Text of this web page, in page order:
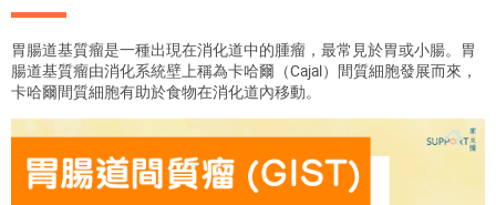
小貼士‧「家」資源
胃腸道基質瘤是一種出現在消化道中的腫瘤，最常見於胃或小腸。胃
腸道基質瘤由消化系統壁上稱為卡哈爾（Cajal）間質細胞發展而來，
卡哈爾間質細胞有助於食物在消化道內移動。